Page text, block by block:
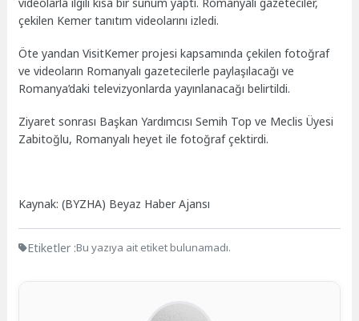
çekilen Kemer tanıtım videolarını izledi.
Öte yandan VisitKemer projesi kapsamında çekilen fotoğraf
ve videoların Romanyalı gazetecilerle paylaşılacağı ve
Romanya’daki televizyonlarda yayınlanacağı belirtildi.
Ziyaret sonrası Başkan Yardımcısı Semih Top ve Meclis Üyesi
Zabitoğlu, Romanyalı heyet ile fotoğraf çektirdi.
Kaynak: (BYZHA) Beyaz Haber Ajansı
Etiketler :Bu yazıya ait etiket bulunamadı.